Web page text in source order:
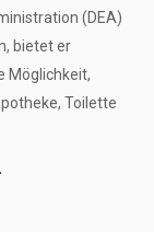
(DEA)
bietet er
Möglichkeit,
Toilette